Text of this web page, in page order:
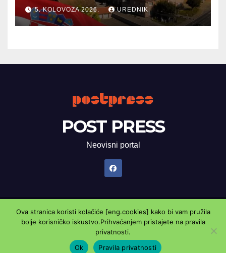
5. KOLOVOZA 2026. UREDNIK
POST PRESS
Neovisni portal
Proudly powered by WordPress| Theme: Newsup byThemeansar.
Marketing oglasnik Kontaktirajte nasPravila privatnosti
Ova stranica koristi kolačiće [eng.cookies] kako bi vam pružila
bolje korisničko iskustvo.Prihvaćanjem pristajete na pravila
privatnosti.
Ok
Pravila privatnosti